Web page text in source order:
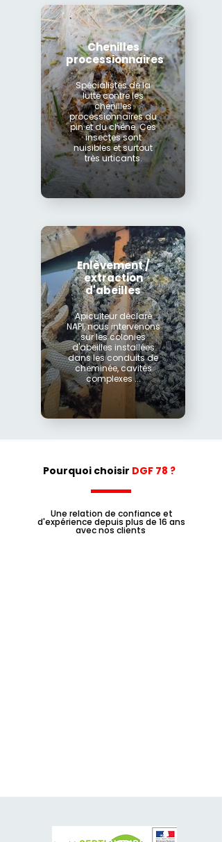
Chenilles
processionnaires
Spécialistes de la
lutte contre les
chenilles
processionnaires du
pin et du chêne. Ces
insectes sont
nuisibles et surtout
très urticants.
Enlèvement /
extraction
d'abeilles
Apiculteur déclaré
NAPI, nous intervenons
sur les colonies
d'abeilles installées
dans les conduits de
cheminée, cavités
complexes ...
Pourquoi choisir DGF 78 ?
Une relation de confiance et
d'expérience depuis plus de 16 ans
avec nos clients